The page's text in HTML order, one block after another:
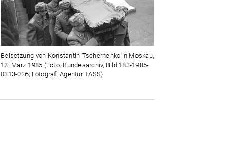
Beisetzung von Konstantin Tschernenko in Moskau,
13. März 1985 (Foto: Bundesarchiv, Bild 183-1985-
0313-026, Fotograf: Agentur TASS)